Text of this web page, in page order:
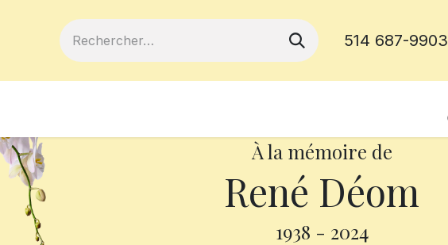
514 687-9903
À la mémoire de
René Déom
1938 - 2024